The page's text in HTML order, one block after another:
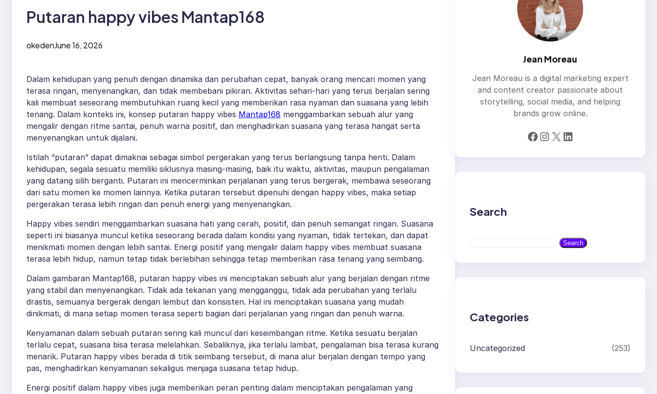
Putaran happy vibes Mantap168
okedenJune 16, 2026
Dalam kehidupan yang penuh dengan dinamika dan perubahan cepat, banyak orang mencari momen yang
terasa ringan, menyenangkan, dan tidak membebani pikiran. Aktivitas sehari-hari yang terus berjalan sering
kali membuat seseorang membutuhkan ruang kecil yang memberikan rasa nyaman dan suasana yang lebih
tenang. Dalam konteks ini, konsep putaran happy vibes Mantap168 menggambarkan sebuah alur yang
mengalir dengan ritme santai, penuh warna positif, dan menghadirkan suasana yang terasa hangat serta
menyenangkan untuk dijalani.
Istilah “putaran” dapat dimaknai sebagai simbol pergerakan yang terus berlangsung tanpa henti. Dalam
kehidupan, segala sesuatu memiliki siklusnya masing-masing, baik itu waktu, aktivitas, maupun pengalaman
yang datang silih berganti. Putaran ini mencerminkan perjalanan yang terus bergerak, membawa seseorang
dari satu momen ke momen lainnya. Ketika putaran tersebut dipenuhi dengan happy vibes, maka setiap
pergerakan terasa lebih ringan dan penuh energi yang menyenangkan.
Happy vibes sendiri menggambarkan suasana hati yang cerah, positif, dan penuh semangat ringan. Suasana
seperti ini biasanya muncul ketika seseorang berada dalam kondisi yang nyaman, tidak tertekan, dan dapat
menikmati momen dengan lebih santai. Energi positif yang mengalir dalam happy vibes membuat suasana
terasa lebih hidup, namun tetap tidak berlebihan sehingga tetap memberikan rasa tenang yang seimbang.
Dalam gambaran Mantap168, putaran happy vibes ini menciptakan sebuah alur yang berjalan dengan ritme
yang stabil dan menyenangkan. Tidak ada tekanan yang mengganggu, tidak ada perubahan yang terlalu
drastis, semuanya bergerak dengan lembut dan konsisten. Hal ini menciptakan suasana yang mudah
dinikmati, di mana setiap momen terasa seperti bagian dari perjalanan yang ringan dan penuh warna.
Kenyamanan dalam sebuah putaran sering kali muncul dari keseimbangan ritme. Ketika sesuatu berjalan
terlalu cepat, suasana bisa terasa melelahkan. Sebaliknya, jika terlalu lambat, pengalaman bisa terasa kurang
menarik. Putaran happy vibes berada di titik seimbang tersebut, di mana alur berjalan dengan tempo yang
pas, menghadirkan kenyamanan sekaligus menjaga suasana tetap hidup.
Energi positif dalam happy vibes juga memberikan peran penting dalam menciptakan pengalaman yang
Jean Moreau
Jean Moreau is a digital marketing expert
and content creator passionate about
storytelling, social media, and helping
brands grow online.
Facebook Instagram X LinkedIn
Search
a
Search
Categories
Uncategorized (253)